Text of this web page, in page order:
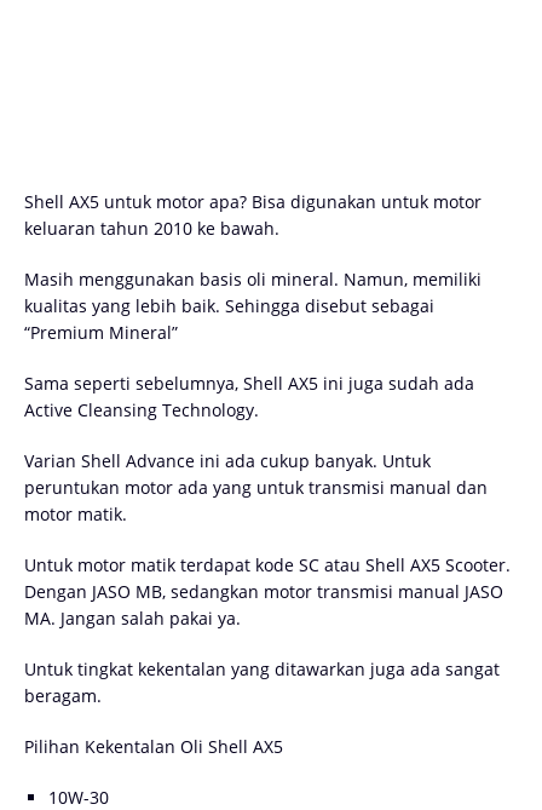
Shell AX5 untuk motor apa? Bisa digunakan untuk motor
keluaran tahun 2010 ke bawah.
Masih menggunakan basis oli mineral. Namun, memiliki
kualitas yang lebih baik. Sehingga disebut sebagai
“Premium Mineral”
Sama seperti sebelumnya, Shell AX5 ini juga sudah ada
Active Cleansing Technology.
Varian Shell Advance ini ada cukup banyak. Untuk
peruntukan motor ada yang untuk transmisi manual dan
motor matik.
Untuk motor matik terdapat kode SC atau Shell AX5 Scooter.
Dengan JASO MB, sedangkan motor transmisi manual JASO
MA. Jangan salah pakai ya.
Untuk tingkat kekentalan yang ditawarkan juga ada sangat
beragam.
Pilihan Kekentalan Oli Shell AX5
10W-30